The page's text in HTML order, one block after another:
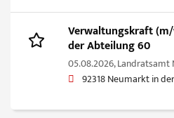
Verwaltungskraft
der Abteilung 60
05.08.2026,Landratsamt
92318 Neumarkt in